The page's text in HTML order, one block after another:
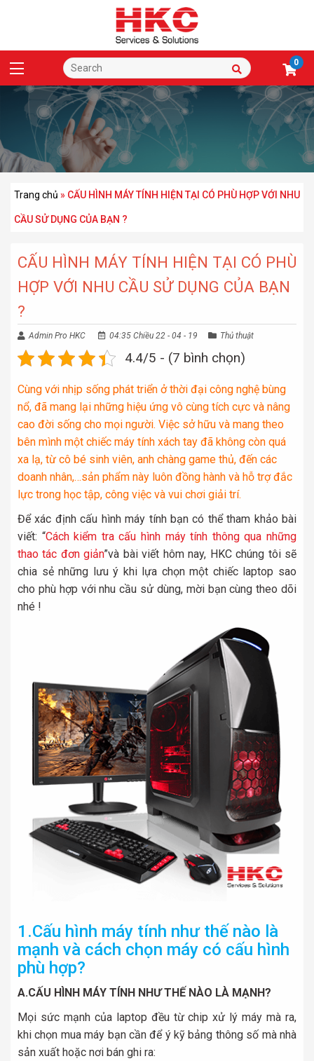
0
Trang chủ » CẤU HÌNH MÁY TÍNH HIỆN TẠI CÓ PHÙ HỢP VỚI NHU
CẦU SỬ DỤNG CỦA BẠN ?
CẤU HÌNH MÁY TÍNH HIỆN TẠI CÓ PHÙ
HỢP VỚI NHU CẦU SỬ DỤNG CỦA BẠN
?
Admin Pro HKC 04:35 Chiều 22 - 04 - 19 Thủ thuật
4.4/5 - (7 bình chọn)
Cùng với nhịp sống phát triển ở thời đại công nghệ bùng
nổ, đã mang lại những hiệu ứng vô cùng tích cực và nâng
cao đời sống cho mọi người. Việc sở hữu và mang theo
bên mình một chiếc máy tính xách tay đã không còn quá
xa lạ, từ cô bé sinh viên, anh chàng game thủ, đến các
doanh nhân,…sản phẩm này luôn đồng hành và hỗ trợ đắc
lực trong học tập, công việc và vui chơi giải trí.
Để xác định cấu hình máy tính bạn có thể tham khảo bài
viết: “Cách kiểm tra cấu hình máy tính thông qua những
thao tác đơn giản”và bài viết hôm nay, HKC chúng tôi sẽ
chia sẻ những lưu ý khi lựa chọn một chiếc laptop sao
cho phù hợp với nhu cầu sử dùng, mời bạn cùng theo dõi
nhé !
1.Cấu hình máy tính như thế nào là
mạnh và cách chọn máy có cấu hình
phù hợp?
A.CẤU HÌNH MÁY TÍNH NHƯ THẾ NÀO LÀ MẠNH?
Mọi sức mạnh của laptop đều từ chip xử lý máy mà ra,
khi chọn mua máy bạn cần để ý kỹ bảng thông số mà nhà
sản xuất hoặc nơi bán ghi ra: